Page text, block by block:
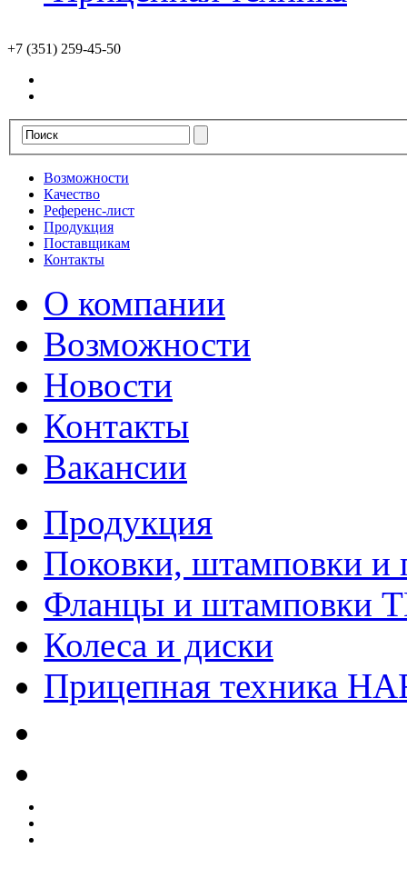
+7 (351) 259-45-50
Возможности
Качество
Референс-лист
Продукция
Поставщикам
Контакты
О компании
Возможности
Новости
Контакты
Вакансии
Продукция
Поковки, штамповки и
Фланцы и штамповки
Колеса и диски
Прицепная техника